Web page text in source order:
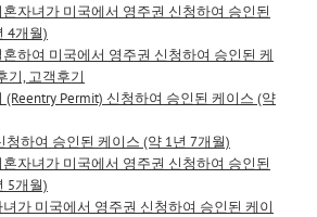
자녀가 미국에서 영주권 신청하여 승인된
4개월)
하여 미국에서 영주권 신청하여 승인된 케
기, 고객후기
(Reentry Permit) 신청하여 승인된 케이스 (약
청하여 승인된 케이스 (약 1년 7개월)
자녀가 미국에서 영주권 신청하여 승인된
5개월)
가 미국에서 영주권 신청하여 승인된 케이